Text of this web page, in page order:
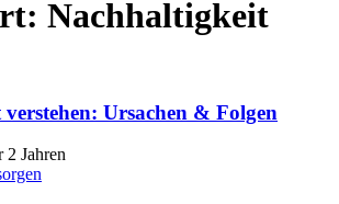
Nachhaltigkeit
Ursachen & Folgen
2 Jahren